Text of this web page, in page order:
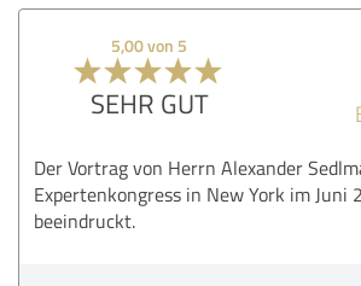
Umsetzung
Beratung
Bewertung anzeigen
5,00 von 5
SEHR GUT
Der Vortrag von Herrn Alexander
Expertenkongress in New York im Juni
beeindruckt.